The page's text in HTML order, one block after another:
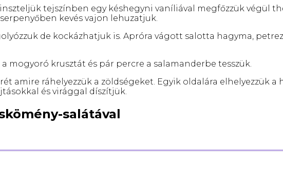
tejszínben egy késhegyni vaníliával megfőzzük végül
kevés vajon lehuzatjuk.
de kockázhatjuk is. Apróra vágott salotta hagyma,
mogyoró krusztát és pár percre a salamanderbe tesszük.
amire ráhelyezzük a zöldségeket. Egyik oldalára elhelyezzük a
és virággal díszítjük.
salátával